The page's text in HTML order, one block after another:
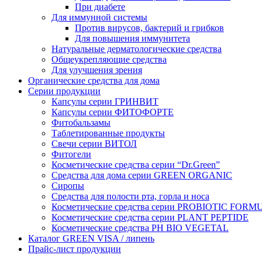
При диабете
Для иммунной системы
Против вирусов, бактерий и грибков
Для повышения иммунитета
Натуральные дерматологические средства
Общеукрепляющие средства
Для улучшения зрения
Органические средства для дома
Серии продукции
Капсулы серии ГРИНВИТ
Капсулы серии ФИТОФОРТЕ
Фитобальзамы
Таблетированные продукты
Свечи серии ВИТОЛ
Фитогели
Косметические средства серии “Dr.Green”
Средства для дома серии GREEN ORGANIC
Сиропы
Средства для полости рта, горла и носа
Косметические средства серии PROBIOTIC
Косметические средства серии PLANT PEPTIDE
Косметические средства PH BIO VEGETAL
Каталог GREEN VISA / липень
Прайс-лист продукции